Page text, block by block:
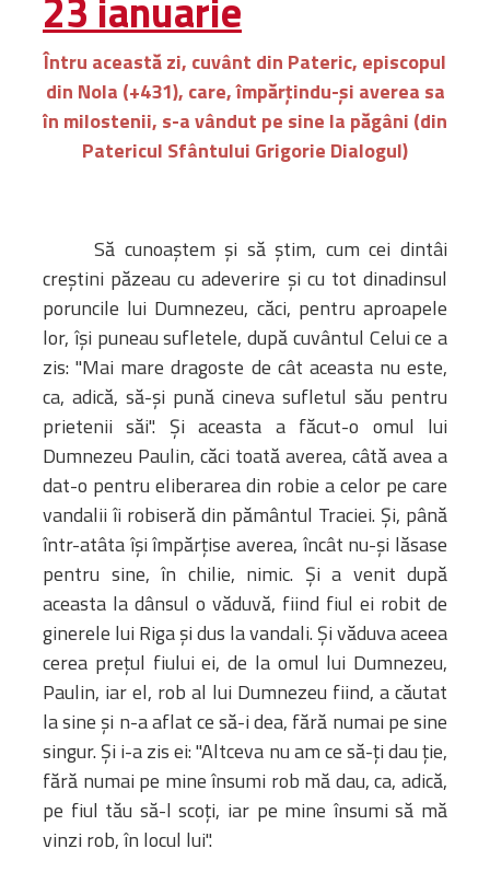
Întru această zi, cuvânt din Pateric, episcopul
din Nola (+431), care, împărţindu-şi averea sa
în milostenii, s-a vândut pe sine la păgâni (din
Patericul Sfântului Grigorie Dialogul)
Să cunoaştem şi să ştim, cum cei dintâi
creştini păzeau cu adeverire şi cu tot dinadinsul
poruncile lui Dumnezeu, căci, pentru aproapele
lor, îşi puneau sufletele, după cuvântul Celui ce a
zis: "Mai mare dragoste de cât aceasta nu este,
ca, adică, să-şi pună cineva sufletul său pentru
prietenii săi". Şi aceasta a făcut-o omul lui
Dumnezeu Paulin, căci toată averea, câtă avea a
dat-o pentru eliberarea din robie a celor pe care
vandalii îi robiseră din pământul Traciei. Şi, până
într-atâta îşi împărţise averea, încât nu-şi lăsase
pentru sine, în chilie, nimic. Şi a venit după
aceasta la dânsul o văduvă, fiind fiul ei robit de
ginerele lui Riga şi dus la vandali. Şi văduva aceea
cerea preţul fiului ei, de la omul lui Dumnezeu,
Paulin, iar el, rob al lui Dumnezeu fiind, a căutat
la sine şi n-a aflat ce să-i dea, fără numai pe sine
singur. Şi i-a zis ei: "Altceva nu am ce să-ţi dau ţie,
fără numai pe mine însumi rob mă dau, ca, adică,
pe fiul tău să-l scoţi, iar pe mine însumi să mă
vinzi rob, în locul lui".